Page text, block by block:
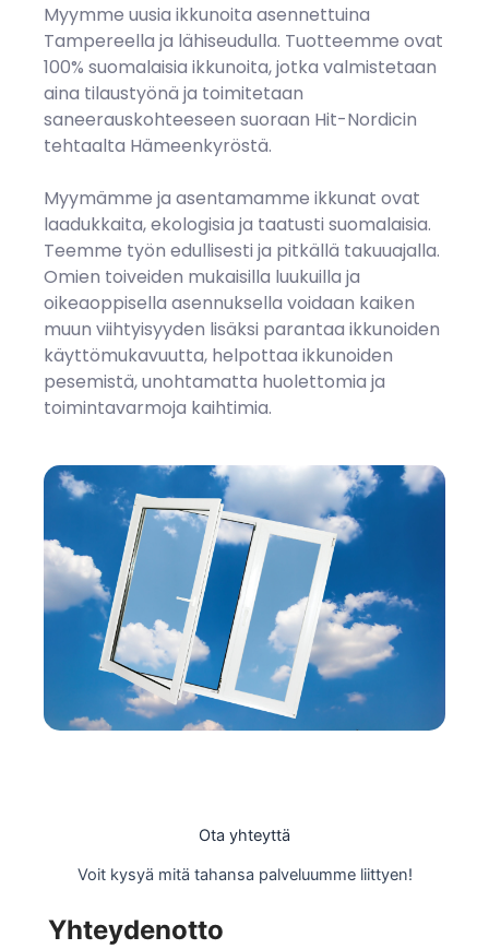
Myymme uusia ikkunoita asennettuina
Tampereella ja lähiseudulla. Tuotteemme ovat
100% suomalaisia ikkunoita, jotka valmistetaan
aina tilaustyönä ja toimitetaan
saneerauskohteeseen suoraan Hit-Nordicin
tehtaalta Hämeenkyröstä.
Myymämme ja asentamamme ikkunat ovat
laadukkaita, ekologisia ja taatusti suomalaisia.
Teemme työn edullisesti ja pitkällä takuuajalla.
Omien toiveiden mukaisilla luukuilla ja
oikeaoppisella asennuksella voidaan kaiken
muun viihtyisyyden lisäksi parantaa ikkunoiden
käyttömukavuutta, helpottaa ikkunoiden
pesemistä, unohtamatta huolettomia ja
toimintavarmoja kaihtimia.
Ota yhteyttä
Voit kysyä mitä tahansa palveluumme liittyen!
Yhteydenotto